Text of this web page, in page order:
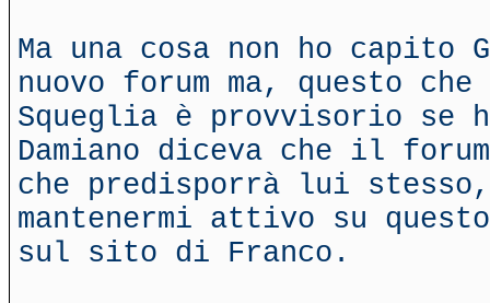
Ma una cosa non ho
nuovo forum ma, questo
Squeglia è provvisorio se
Damiano diceva che il
che predisporrà lui
mantenermi attivo su
sul sito di Franco.